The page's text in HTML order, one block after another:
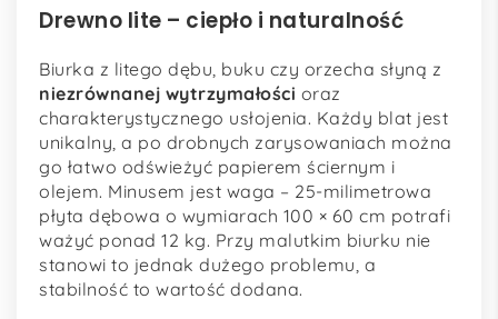
Drewno lite – ciepło i naturalność
Biurka z litego dębu, buku czy orzecha słyną z
niezrównanej wytrzymałości oraz
charakterystycznego usłojenia. Każdy blat jest
unikalny, a po drobnych zarysowaniach można
go łatwo odświeżyć papierem ściernym i
olejem. Minusem jest waga – 25-milimetrowa
płyta dębowa o wymiarach 100 × 60 cm potrafi
ważyć ponad 12 kg. Przy malutkim biurku nie
stanowi to jednak dużego problemu, a
stabilność to wartość dodana.